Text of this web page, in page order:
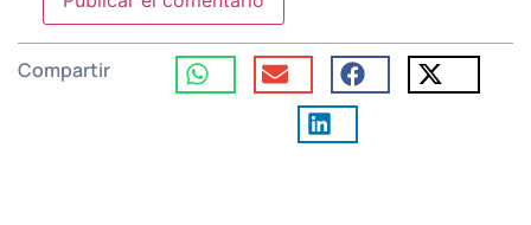
Compartir